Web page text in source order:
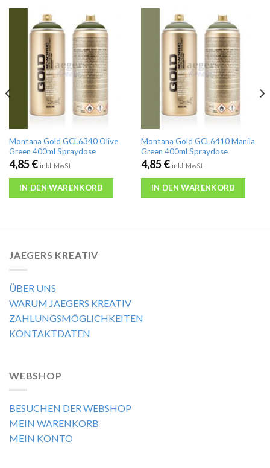
Montana Gold GCL6340 Olive
Green 400ml Spraydose
4,85€ inkl. MwSt
IN DEN WARENKORB
Montana Gold GCL6410 Manila
Green 400ml Spraydose
4,85€ inkl. MwSt
IN DEN WARENKORB
JAEGERS KREATIV
ÜBER UNS
WARUM JAEGERS KREATIV
ZAHLUNGSMÖGLICHKEITEN
KONTAKTDATEN
WEBSHOP
BESUCHEN DER WEBSHOP
MEIN WARENKORB
MEIN KONTO